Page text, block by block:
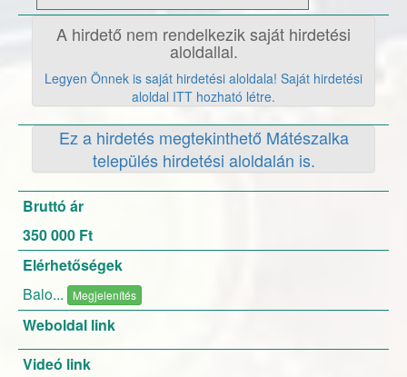
Komolytalan ígérgetők kíméljenek! Tel:
06702214951
A hirdető nem rendelkezik saját hirdetési
aloldallal.
Legyen Önnek is saját hirdetési aloldala! Saját hirdetési
aloldal ITT hozható létre.
Ez a hirdetés megtekinthető Mátészalka
település hirdetési aloldalán is.
Bruttó ár
350 000 Ft
Elérhetőségek
Balo...
Megjelenítés
Weboldal link
Videó link